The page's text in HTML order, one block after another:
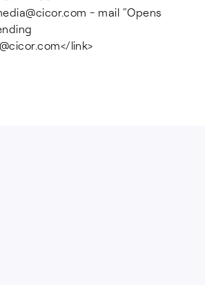
- mail "Opens
link>